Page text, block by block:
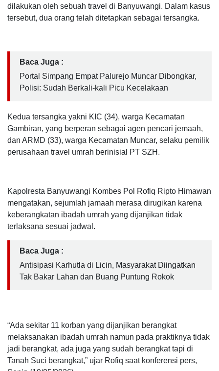
dilakukan oleh sebuah travel di Banyuwangi. Dalam kasus
tersebut, dua orang telah ditetapkan sebagai tersangka.
Baca Juga :
Portal Simpang Empat Palurejo Muncar Dibongkar,
Polisi: Sudah Berkali-kali Picu Kecelakaan
Kedua tersangka yakni KIC (34), warga Kecamatan
Gambiran, yang berperan sebagai agen pencari jemaah,
dan ARMD (33), warga Kecamatan Muncar, selaku pemilik
perusahaan travel umrah berinisial PT SZH.
Kapolresta Banyuwangi Kombes Pol Rofiq Ripto Himawan
mengatakan, sejumlah jamaah merasa dirugikan karena
keberangkatan ibadah umrah yang dijanjikan tidak
terlaksana sesuai jadwal.
Baca Juga :
Antisipasi Karhutla di Licin, Masyarakat Diingatkan
Tak Bakar Lahan dan Buang Puntung Rokok
“Ada sekitar 11 korban yang dijanjikan berangkat
melaksanakan ibadah umrah namun pada praktiknya tidak
jadi berangkat, ada juga yang sudah berangkat tapi di
Tanah Suci berangkat,” ujar Rofiq saat konferensi pers,